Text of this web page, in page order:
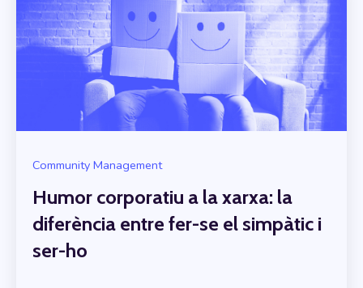
Community Management
Humor corporatiu a la xarxa: la
diferència entre fer-se el simpàtic i
ser-ho